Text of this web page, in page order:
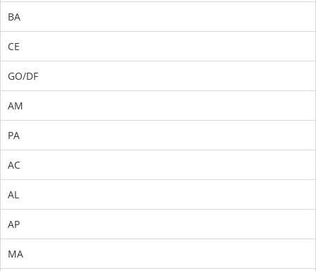
BA
CE
GO/DF
AM
PA
AC
AL
AP
MA